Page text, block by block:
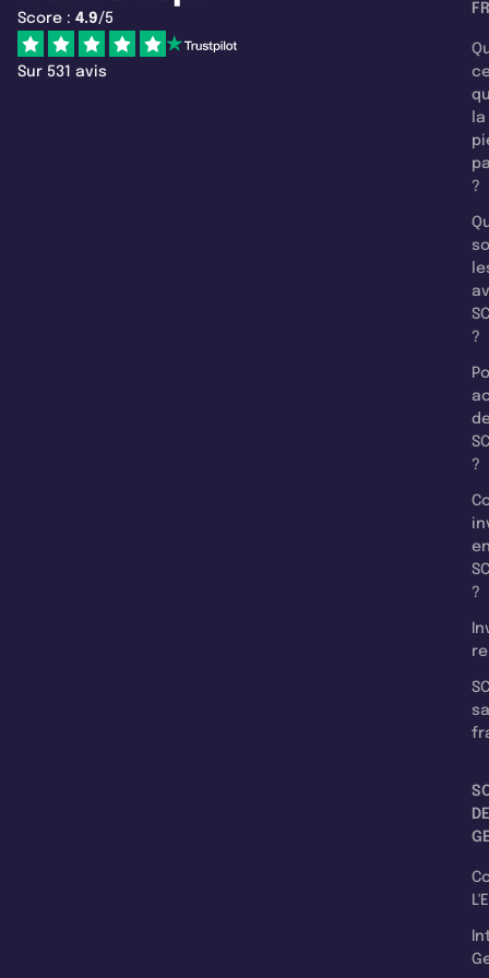
Score : 4.9/5
Sur 531 avis
la
?
?
?
?
DE